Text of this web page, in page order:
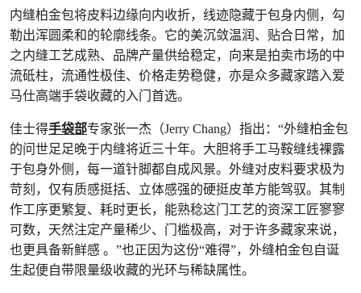
内缝柏金包将皮料边缘向内收折，线迹隐藏于包身内侧，勾
勒出浑圆柔和的轮廓线条。它的美沉敛温润、贴合日常，加
之内缝工艺成熟、品牌产量供给稳定，向来是拍卖市场的中
流砥柱，流通性极佳、价格走势稳健，亦是众多藏家踏入爱
马仕高端手袋收藏的入门首选。
佳士得手袋部专家张一杰（Jerry Chang）指出：“外缝柏金包
的问世足足晚于内缝将近三十年。大胆将手工马鞍缝线裸露
于包身外侧，每一道针脚都自成风景。外缝对皮料要求极为
苛刻，仅有质感挺括、立体感强的硬挺皮革方能驾驭。其制
作工序更繁复、耗时更长，能熟稔这门工艺的资深工匠寥寥
可数，天然注定产量稀少、门槛极高，对于许多藏家来说，
也更具备新鲜感 。”也正因为这份“难得”，外缝柏金包自诞
生起便自带限量级收藏的光环与稀缺属性。